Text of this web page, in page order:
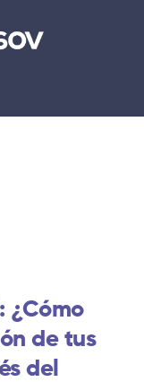
¿Cómo
de tus
del